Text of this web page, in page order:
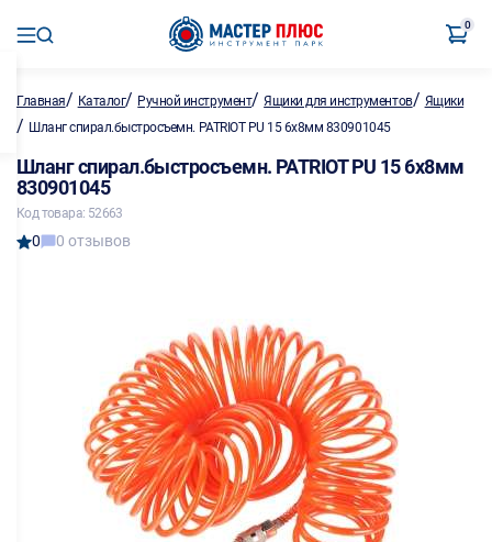
0
Главная/ Каталог/ Ручной инструмент/Ящики для инструментов/ Ящики
/ Шланг спирал.быстросъемн. PATRIOT PU 15 6х8мм 830901045
Шланг спирал.быстросъемн. PATRIOT PU 15 6х8мм
830901045
Код товара: 52663
0 0 отзывов